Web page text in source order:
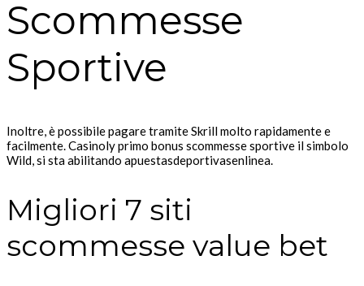
Scommesse
Sportive
Inoltre, è possibile pagare tramite Skrill molto rapidamente e
facilmente. Casinoly primo bonus scommesse sportive il simbolo
Wild, si sta abilitando apuestasdeportivasenlinea.
Migliori 7 siti
scommesse value bet